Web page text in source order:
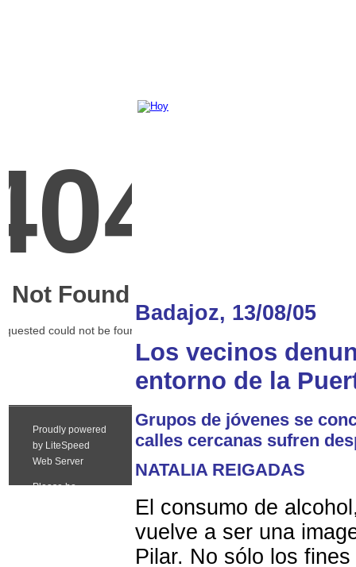
Badajoz, 13/08/05
Los vecinos
entorno de la
Grupos de jóvenes se
calles cercanas sufren
NATALIA REIGADAS
El consumo de
vuelve a ser una
Pilar. No sólo los